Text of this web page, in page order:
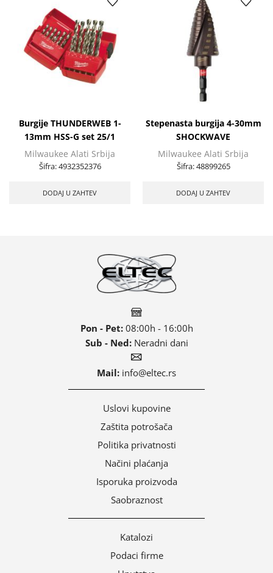
Burgije THUNDERWEB 1-
13mm HSS-G set 25/1
Milwaukee Alati Srbija
Šifra:4932352376
DODAJ U ZAHTEV
Stepenasta burgija 4-30mm
SHOCKWAVE
Milwaukee Alati Srbija
Šifra:48899265
DODAJ U ZAHTEV
Pon - Pet:08:00h - 16:00h
Sub - Ned:Neradni dani
Mail: info@eltec.rs
Uslovi kupovine
Zaštita potrošača
Politika privatnosti
Načini plaćanja
Isporuka proizvoda
Saobraznost
Katalozi
Podaci firme